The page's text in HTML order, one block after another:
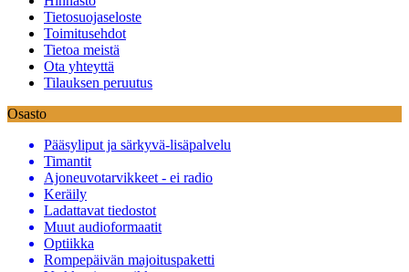
Tietosuojaseloste
Toimitusehdot
Tietoa meistä
Ota yhteyttä
Tilauksen peruutus
Osasto
Pääsyliput ja särkyvä-lisäpalvelu
Timantit
Ajoneuvotarvikkeet - ei radio
Keräily
Ladattavat tiedostot
Muut audioformaatit
Optiikka
Rompepäivän majoituspaketti